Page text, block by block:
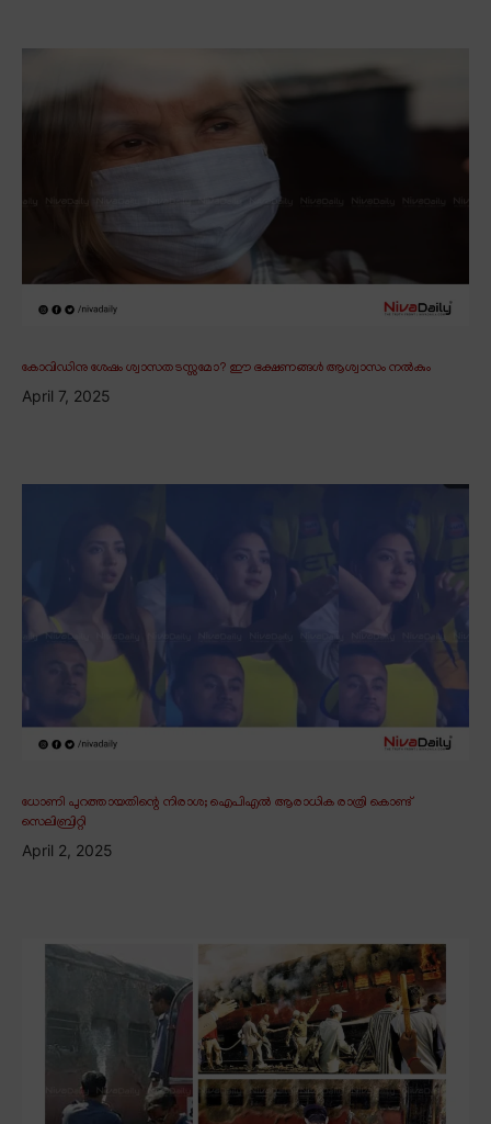
കോവിഡിനു ശേഷം ശ്വാസതടസ്സമോ? ഈ ഭക്ഷണങ്ങൾ ആശ്വാസം നൽകും
April 7, 2025
ധോണി പുറത്തായതിന്റെ നിരാശ; ഐപിഎൽ ആരാധിക രാത്രി കൊണ്ട്
സെലിബ്രിറ്റി
April 2, 2025